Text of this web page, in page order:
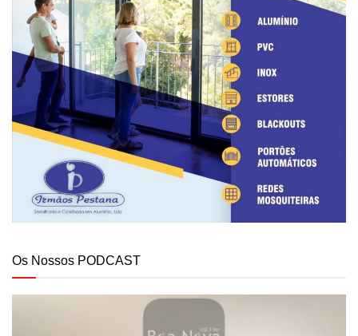
Os Nossos PODCAST